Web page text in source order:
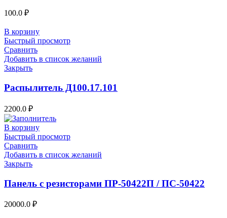
100.0 ₽
В корзину
Быстрый просмотр
Сравнить
Добавить в список желаний
Закрыть
Распылитель Д100.17.101
2200.0 ₽
В корзину
Быстрый просмотр
Сравнить
Добавить в список желаний
Закрыть
Панель с резисторами ПР-50422П / ПС-50422
20000.0 ₽